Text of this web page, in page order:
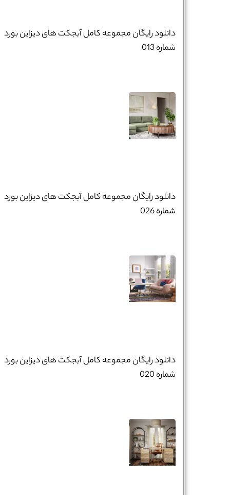
دانلود رایگان مجموعه کامل آبجکت های دیزاین بورد
شماره 013
دانلود رایگان مجموعه کامل آبجکت های دیزاین بورد
شماره 026
دانلود رایگان مجموعه کامل آبجکت های دیزاین بورد
شماره 020
نام و نام خانوادگی : *